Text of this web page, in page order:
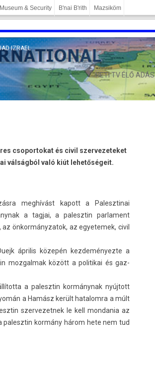
Museum & Security B'nai B'rith Mazsiköm
IZRAEL
HETI TV ÉLŐ ADÁS
csoportokat és civil szervezeteket
válságból való kiút lehetőségeit.
meghívást kapott a Palesztinai
a tag­jai, a palesztin par­la­ment
önkor­mányzatok, az egyetemek, civil
április közepén kez­deményez­te a
moz­galmak között a politikai és gaz­
a palesztin kormánynak nyújtott
a Hamász került hatalom­ra a múlt
szer­vezet­nek le kell mon­dania az
palesztin kormány három hete nem tud